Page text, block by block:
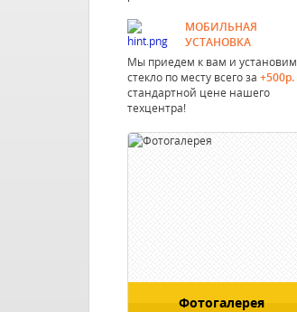
МОБИЛЬНАЯ
УСТАНОВКА
Мы приедем к вам и установим
стекло по месту всего за +500р.
стандартной цене нашего
техцентра!
Фотогалерея